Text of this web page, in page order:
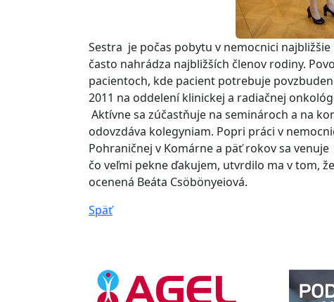
Sestra je počas pobytu v nemocnici
často nahrádza najbližších členov rodiny.
pacientoch, kde pacient potrebuje
2011 na oddelení klinickej a radiačnej
Aktívne sa zúčastňuje na seminároch a na
odovzdáva kolegyniam. Popri práci v
Pohraničnej v Komárne a päť rokov sa
čo veľmi pekne ďakujem, utvrdilo ma v tom,
ocenená Beáta Csöbönyeiová.
Späť